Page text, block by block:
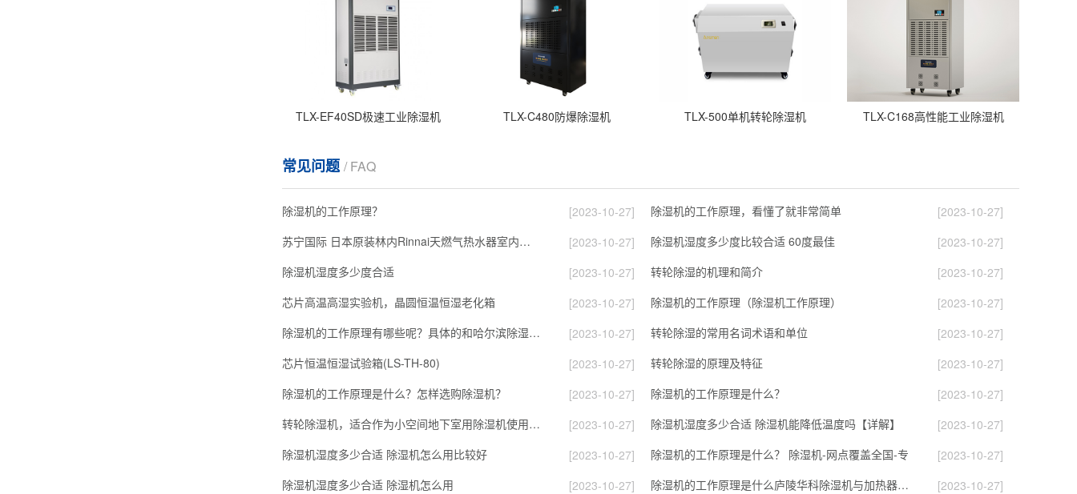
TLX-EF40SD极速工业除湿机 TLX-C480防爆除湿机 TLX-500单机转轮除湿机 TLX-C168高性能工业除湿机
常见问题/ FAQ
除湿机的工作原理？ [2023-10-27] 除湿机的工作原理，看懂了就非常简单
[2023-10-27]
苏宁国际 日本原装林内Rinnai天燃气热水器室内外机20L24升恒温0冷水循环泵RUF-A2005AU(B)
[2023-10-27] 除湿机湿度多少度比较合适 60度最佳
[2023-10-27]
除湿机湿度多少度合适
[2023-10-27] 转轮除湿的机理和简介
[2023-10-27]
芯片高温高湿实验机，晶圆恒温恒湿老化箱
[2023-10-27] 除湿机的工作原理（除湿机工作原理）
[2023-10-27]
除湿机的工作原理有哪些呢？具体的和哈尔滨除湿机了解一下吧！
[2023-10-27] 转轮除湿的常用名词术语和单位
[2023-10-27]
芯片恒温恒湿试验箱(LS-TH-80)
[2023-10-27] 转轮除湿的原理及特征
[2023-10-27]
除湿机的工作原理是什么？怎样选购除湿机？
[2023-10-27] 除湿机的工作原理是什么？
[2023-10-27]
转轮除湿机，适合作为小空间地下室用除湿机使用么？
[2023-10-27] 除湿机湿度多少合适 除湿机能降低温度吗【详解】
[2023-10-27]
除湿机湿度多少合适 除湿机怎么用比较好
[2023-10-27] 除湿机的工作原理是什么？ 除湿机-网点覆盖全国-专
[2023-10-27]
除湿机湿度多少合适 除湿机怎么用
[2023-10-27] 除湿机的工作原理是什么庐陵华科除湿机与加热器除湿有什么区别 [2023-10-27]